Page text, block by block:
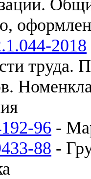
2018
труда.
96 -
88 -